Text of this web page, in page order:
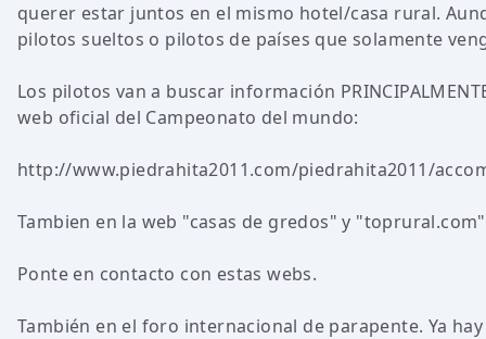
querer estar juntos en el mismo hotel/casa rural.
pilotos sueltos o pilotos de países que solamente
Los pilotos van a buscar información
web oficial del Campeonato del mundo:
http://www.piedrahita2011.com/piedrahita2011/
Tambien en la web "casas de gredos" y "toprural.com"
Ponte en contacto con estas webs.
También en el foro internacional de parapente. Ya